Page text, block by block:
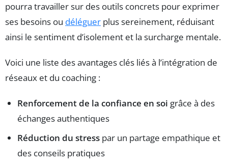
pourra travailler sur des outils concrets pour exprimer
ses besoins ou déléguer plus sereinement, réduisant
ainsi le sentiment d’isolement et la surcharge mentale.
Voici une liste des avantages clés liés à l’intégration de
réseaux et du coaching :
Renforcement de la confiance en soi grâce à des
échanges authentiques
Réduction du stress par un partage empathique et
des conseils pratiques